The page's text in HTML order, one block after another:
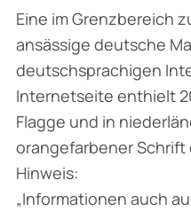
Eine im Grenzbereich
ansässige deutsche
deutschsprachigen
Internetseite enthielt
Flagge und in
orangefarbener
Hinweis:
„Informationen auch